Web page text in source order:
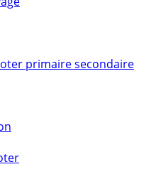
primaire secondaire